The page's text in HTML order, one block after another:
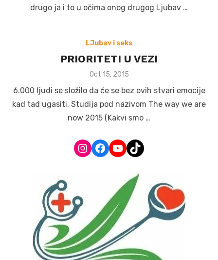
drugo ja i to u očima onog drugog Ljubav …
LJubav i seks
PRIORITETI U VEZI
Posted
Oct 15, 2015
6.000 ljudi se složilo da će se bez ovih stvari emocije
kad tad ugasiti. Studija pod nazivom The way we are
now 2015 (Kakvi smo …
Instagram
Facebook
YouTube
TikTok